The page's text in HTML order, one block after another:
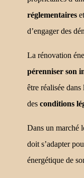
réglementaires
d’engager des
La rénovation
pérenniser son
être réalisée dans
des conditions
Dans un marché
doit s’adapter
énergétique de